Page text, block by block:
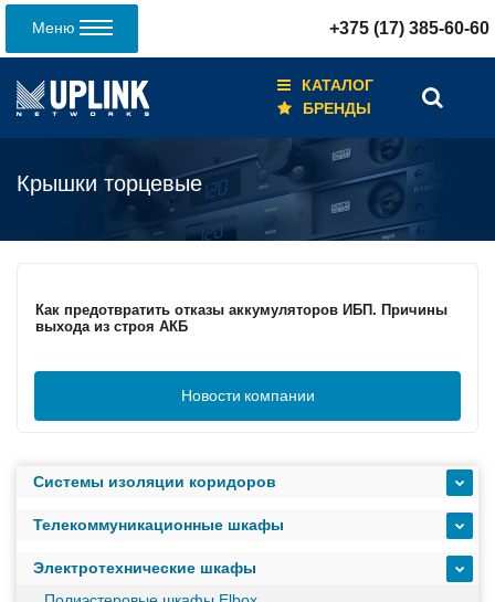
Меню +375 (17) 385-60-60
КАТАЛОГ
БРЕНДЫ
Крышки торцевые
Кабели для промышленных сетей в новом каталоге ANC
Как предотвратить отказы аккумуляторов ИБП. Причины
выхода из строя АКБ
С 3–4 ноября 2025 г. инвентаризация на складе. Отгрузка
товара производиться не будет!
ИБП с мощным зарядным устройством и
зависимости от подключаемых внешних АКБ
Оборудование связи и решения для электрических
Новости компании
Системы изоляции коридоров
Телекоммуникационные шкафы
Электротехнические шкафы